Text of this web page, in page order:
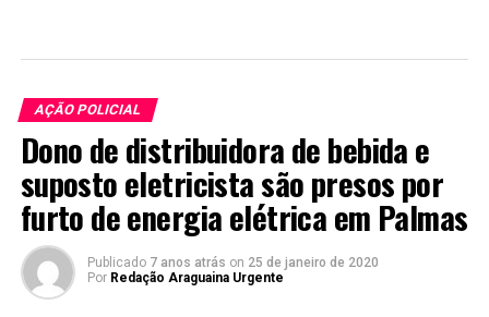
AÇÃO POLICIAL
Dono de distribuidora de bebida e
suposto eletricista são presos por
furto de energia elétrica em Palmas
Publicado 7 anos atrás on 25 de janeiro de 2020
Por Redação Araguaina Urgente